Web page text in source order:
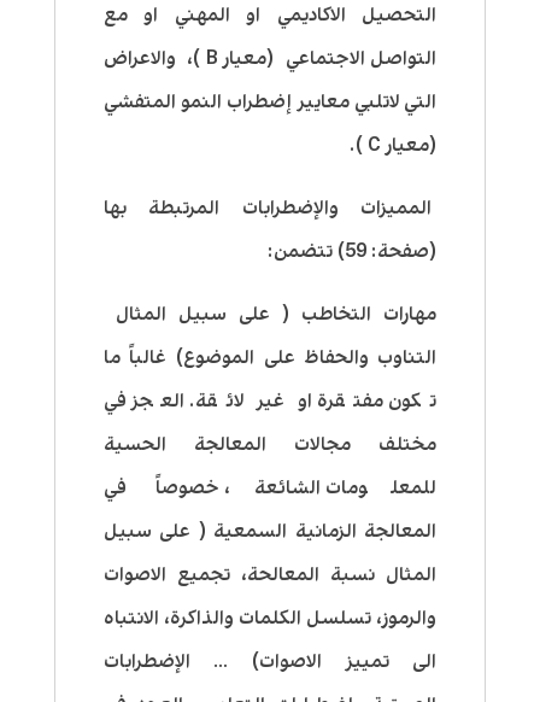
التحصيل الاكاديمي او المهني او مع
التواصل الاجتماعي (معيار B )، والاعراض
التي لاتلبي معايير إضطراب النمو المتفشي
(معيار C ).
المميزات والإضطرابات المرتبطة بها
(صفحة: 59) تتضمن:
مهارات التخاطب ( على سبيل المثال
التناوب والحفاظ على الموضوع) غالباً ما
تكون مفتقرة او غير لائقة. العجز في
مختلف مجالات المعالجة الحسية
للمعلومات الشائعة، خصوصاً في
المعالجة الزمانية السمعية ( على سبيل
المثال نسبة المعالحة، تجميع الاصوات
والرموز، تسلسل الكلمات والذاكرة، الانتباه
الى تمييز الاصوات) … الإضطرابات